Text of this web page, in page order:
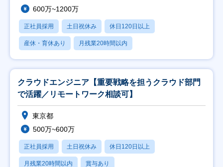
600万~1200万
正社員採用 土日祝休み 休日120日以上
産休・育休あり 月残業20時間以内
クラウドエンジニア【重要戦略を担うクラウド部門
で活躍／リモートワーク相談可】
東京都
500万~600万
正社員採用 土日祝休み 休日120日以上
月残業20時間以内 賞与あり